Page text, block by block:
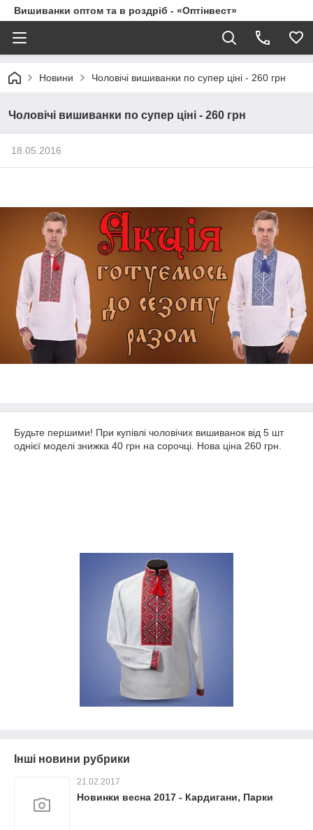
Вишиванки оптом та в роздріб - «Оптінвест»
Новини Чоловічі вишиванки по супер ціні - 260 грн
Чоловічі вишиванки по супер ціні - 260 грн
18.05.2016
Будьте першими! При купівлі чоловічих вишиванок від 5 шт
однієї моделі знижка 40 грн на сорочці. Нова ціна 260 грн.
Інші новини рубрики
21.02.2017
Новинки весна 2017 - Кардигани, Парки